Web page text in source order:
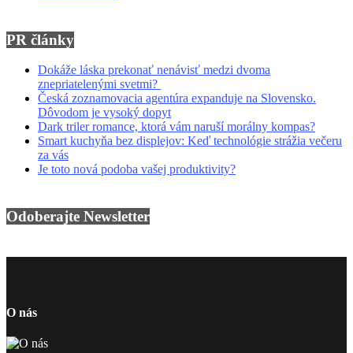
PR články
Dokáže láska prekonať nenávisť medzi dvoma
znepriatelenými svetmi?
Česká zoznamovacia agentúra expanduje na Slovensko.
Dôvodom je vysoký dopyt
Dark triler romance, ktorá vám naruší morálny kompas?
Smart kuchyňa bez displejov: Keď technológie strážia večeru
za vás
Je toto nová podoba vašej produktivity?
Odoberajte Newsletter
O nás